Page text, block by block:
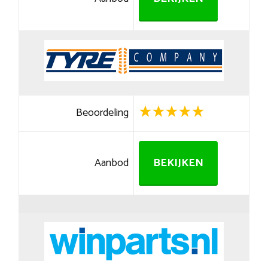
Beoordeling
Aanbod BEKIJKEN